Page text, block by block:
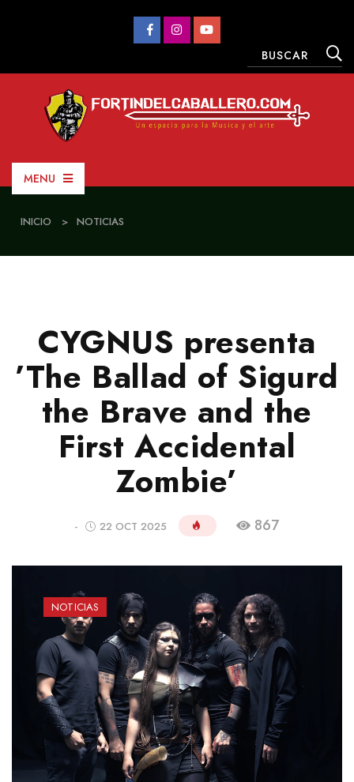
MENU
INICIO > NOTICIAS
CYGNUS presenta
’The Ballad of Sigurd
the Brave and the
First Accidental
Zombie’
- 22 OCT 2025 867
NOTICIAS